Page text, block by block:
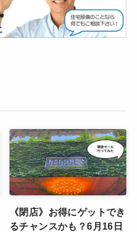
《閉店》お得にゲットでき
るチャンスかも？6月16日